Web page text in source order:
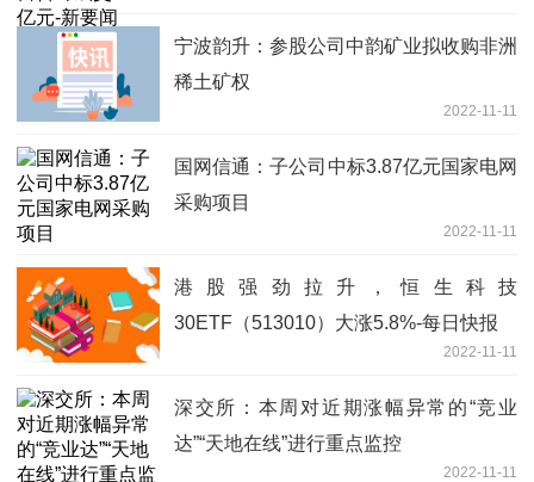
宁波韵升：参股公司中韵矿业拟收购非洲
稀土矿权
2022-11-11
国网信通：子公司中标3.87亿元国家电网
采购项目
2022-11-11
港股强劲拉升，恒生科技
30ETF（513010）大涨5.8%-每日快报
2022-11-11
深交所：本周对近期涨幅异常的“竞业
达”“天地在线”进行重点监控
2022-11-11